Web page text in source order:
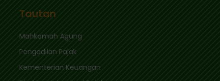
Tautan
Mahkamah Agung
Pengadilan Pajak
Kementerian Keuangan